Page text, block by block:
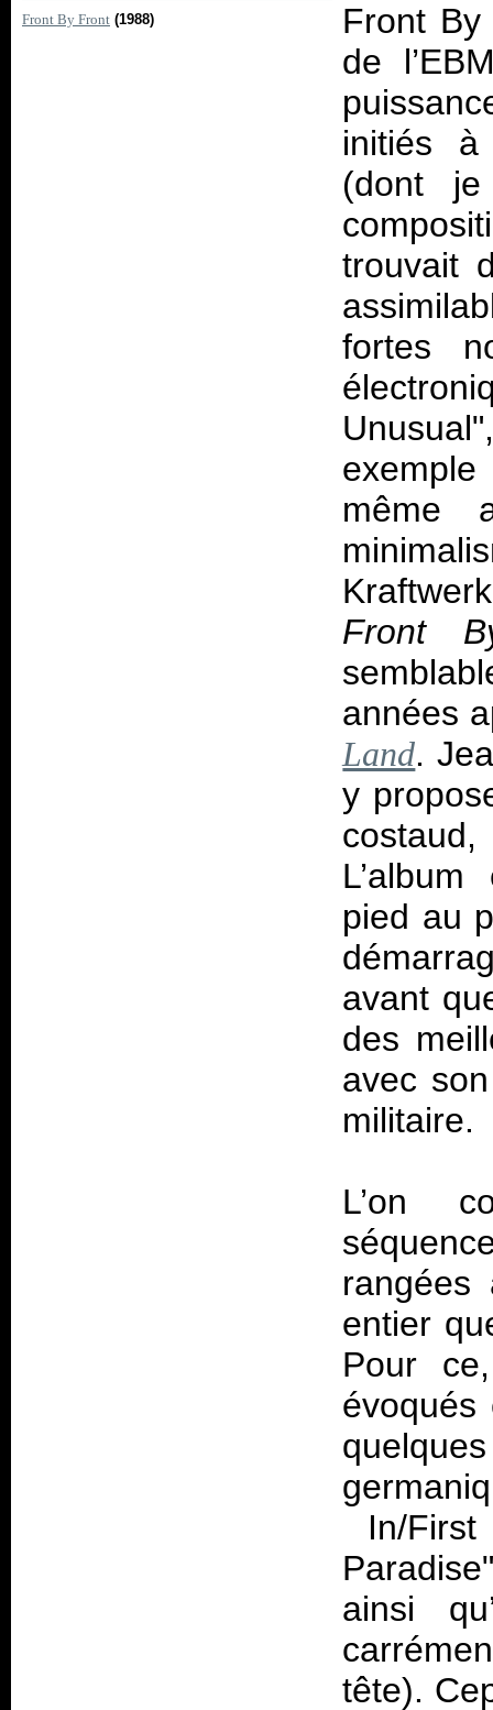
Front By Front (1988)
Front
de
initiés à
(dont
trouvait
fortes
exemple
même
Front
années
Land.
y
pied au
avant
des
avec
militaire.
L’on
rangées
entier
Pour
évoqués
In/First
ainsi
tête).